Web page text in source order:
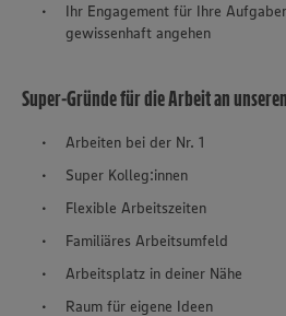
Ihr Engagement für Ihre
gewissenhaft angehen
Super-Gründe für die Arbeit an
Arbeiten bei der Nr. 1
Super Kolleg:innen
Flexible Arbeitszeiten
Familiäres Arbeitsumfeld
Arbeitsplatz in deiner Nähe
Raum für eigene Ideen